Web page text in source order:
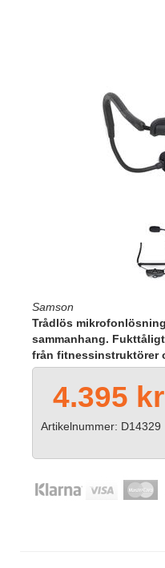
Samson
Trådlös
sammanhang.
från fitnessinstruktörer
4.395 kr
Artikelnummer: D14329